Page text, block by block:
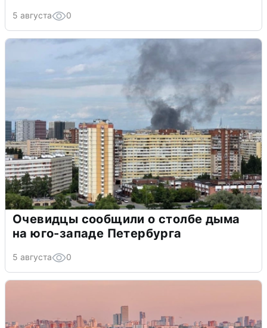
5 августа 0
Очевидцы сообщили о столбе дыма
на юго-западе Петербурга
5 августа 0